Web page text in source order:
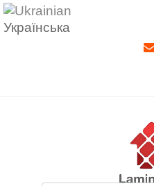
Українська